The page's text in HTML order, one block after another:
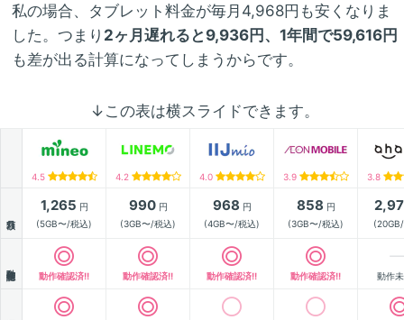
私の場合、タブレット料金が毎月4,968円も安くなりま
した。つまり 2ヶ月遅れると9,936円、1年間で59,616円
も差が出る計算になってしまうからです。
↓この表は横スライドできます。
4.5 4.2 4.0 3.9 3.8
1,265 円
(5GB〜/税込)
990円
(3GB〜/税込)
968 円
(4GB〜/税込)
858 円
(3GB〜/税込)
動作確認済!! 動作確認済!! 動作確認済!! 動作確認済!! 動作